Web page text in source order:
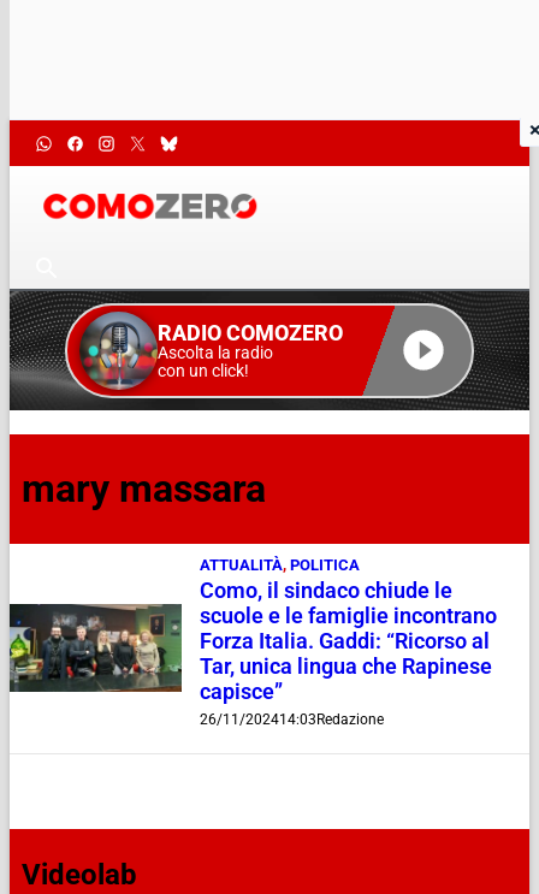
RADIO COMOZERO
Ascolta la radio
con un click!
mary massara
ATTUALITÀ, POLITICA
Como, il sindaco chiude le
scuole e le famiglie incontrano
Forza Italia. Gaddi: “Ricorso al
Tar, unica lingua che Rapinese
capisce”
26/11/202414:03Redazione
Videolab